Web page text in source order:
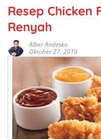
Resep Chicken
Renyah
Alber Andesko
Oktober 27, 2019